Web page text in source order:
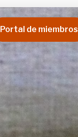
Portal de miembros